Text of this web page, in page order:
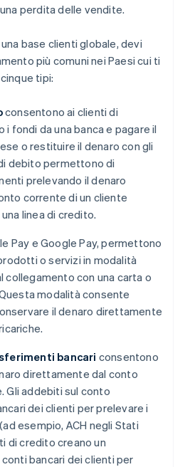
perdita delle vendite.
base clienti globale, devi
più comuni nei Paesi cui ti
tipi:
consentono ai clienti di
fondi da una banca e pagare il
o restituire il denaro con gli
debito permettono di
prelevando il denaro
corrente di un cliente
linea di credito.
Pay e Google Pay, permettono
o servizi in modalità
collegamento con una carta o
modalità consente
il denaro direttamente
bancari consentono
direttamente dal conto
Gli addebiti sul conto
dei clienti per prelevare i
esempio, ACH negli Stati
di credito creano un
bancari dei clienti per